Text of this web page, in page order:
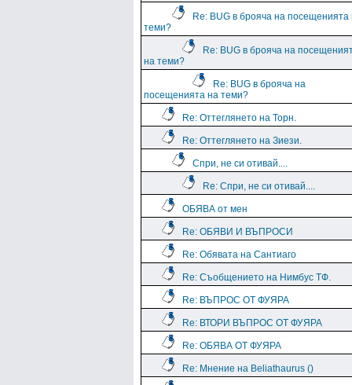
Re: BUG в брояча на посещенията
теми?
Re: BUG в брояча на
на теми?
Re: BUG в брояча на
посещенията на теми?
Re: Оттеглянето на Торн.
Re: Оттеглянето на Зиези.
Спри, не си отивай....
Re: Спри, не си отивай....
ОБЯВА от мен
Re: ОБЯВИ И ВЪПРОСИ
Re: Обявата на Сантиаго
Re: Съобщението на Нимбус ТФ.
Re: ВЪПРОС ОТ ФУЯРА
Re: ВТОРИ ВЪПРОС ОТ ФУЯРА
Re: ОБЯВА ОТ ФУЯРА
Re: Мнение на Beliathaurus ()